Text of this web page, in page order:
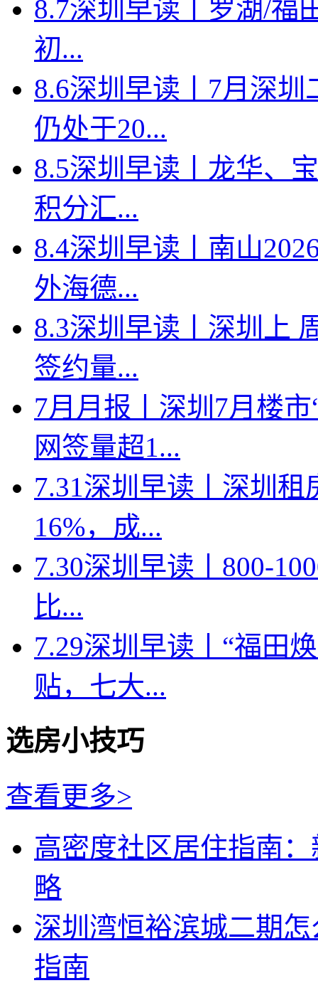
8.7深圳早读丨罗湖/福
初...
8.6深圳早读丨7月深
仍处于20...
8.5深圳早读丨龙华、
积分汇...
8.4深圳早读丨南山
外海德...
8.3深圳早读丨深圳上
签约量...
7月月报丨深圳7月楼
网签量超1...
7.31深圳早读丨深圳
16%，成...
7.30深圳早读丨800-
比...
7.29深圳早读丨“福田
贴，七大...
选房小技巧
查看更多>
高密度社区居住指南
略
深圳湾恒裕滨城二期
指南